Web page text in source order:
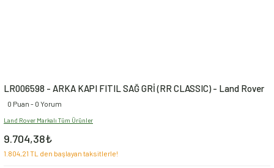
LR006598 - ARKA KAPI FITIL SAĞ GRİ (RR CLASSIC) - Land Rover
0 Puan - 0 Yorum
Land Rover Markalı Tüm Ürünler
9.704,38₺
1.804,21 TL den başlayan taksitlerle!